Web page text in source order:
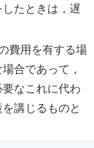
たときは，遅
費用を有する場
合であって，
なこれに代わ
講じるものと